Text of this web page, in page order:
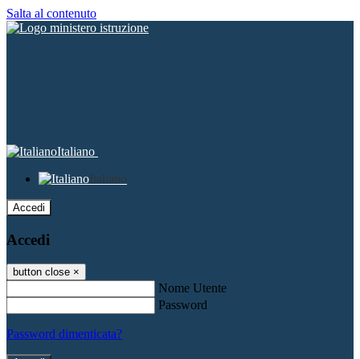
Salta al contenuto
Italiano
Italiano
Accedi
Accedi
button close ×
Nome Utente
Password
Password dimenticata?